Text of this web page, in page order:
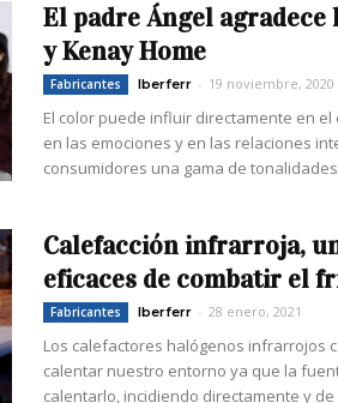
El padre Ángel
y Kenay Home
Fabricantes Iberferr - 19 noviembre, 2020
El color puede influir directamente en
en las emociones y en las relaciones
consumidores una gama de
Calefacción infrarroja,
eficaces de combatir el
Fabricantes Iberferr - 28 enero, 2021
Los calefactores halógenos infrarrojos
calentar nuestro entorno ya que la
calentarlo, incidiendo directamente y de